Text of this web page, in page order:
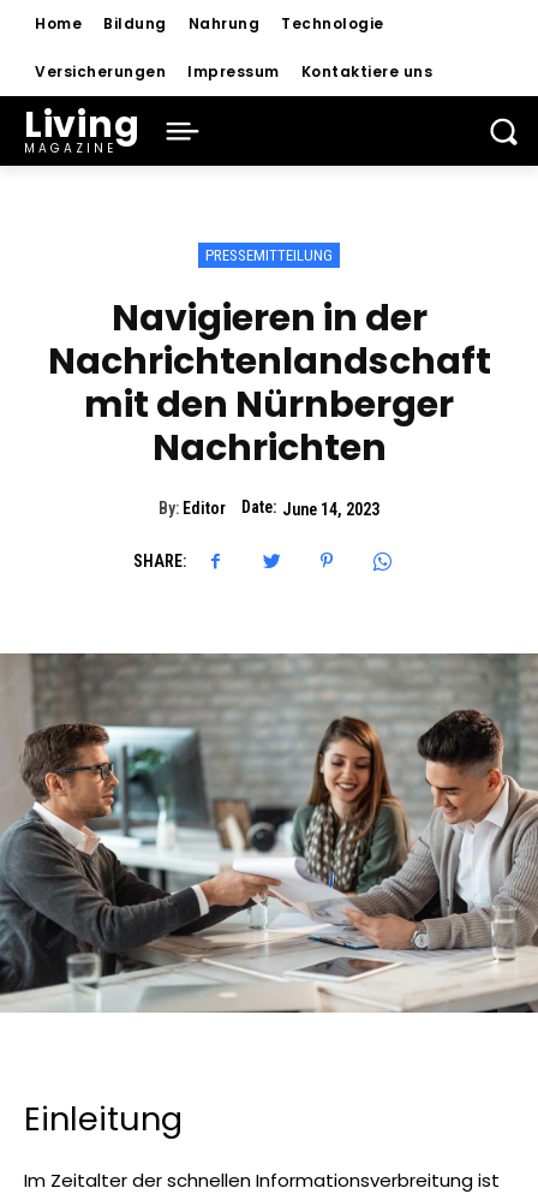
Home Bildung Nahrung Technologie
Versicherungen Impressum Kontaktiere uns
Living
MAGAZINE
PRESSEMITTEILUNG
Navigieren in der
Nachrichtenlandschaft
mit den Nürnberger
Nachrichten
By: Editor Date: June 14, 2023
SHARE:
Einleitung
Im Zeitalter der schnellen Informationsverbreitung ist